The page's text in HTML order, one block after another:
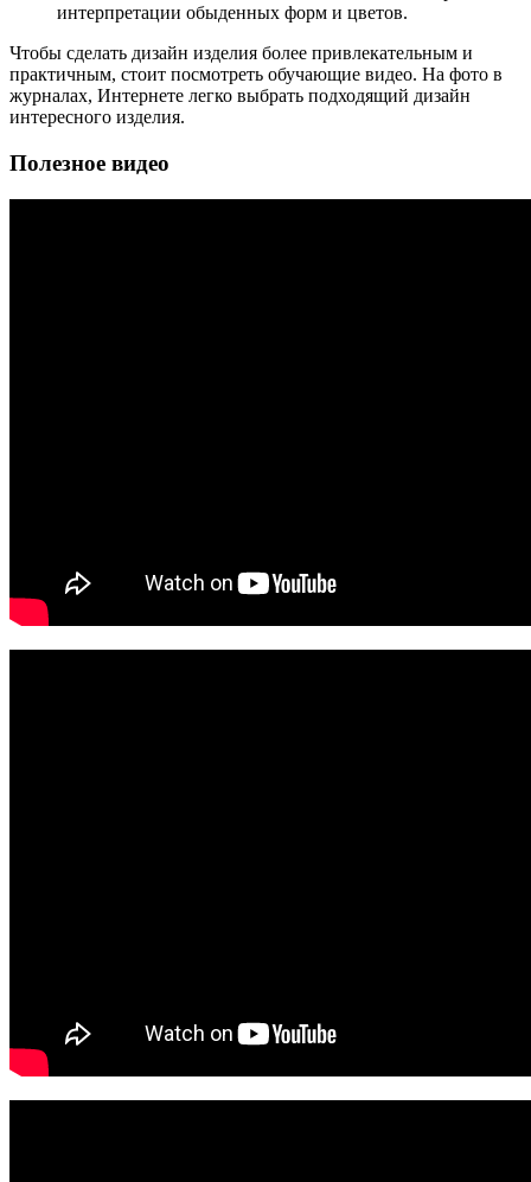
интерпретации обыденных форм и цветов.
Чтобы сделать дизайн изделия более привлекательным и
практичным, стоит посмотреть обучающие видео. На фото в
журналах, Интернете легко выбрать подходящий дизайн
интересного изделия.
Полезное видео